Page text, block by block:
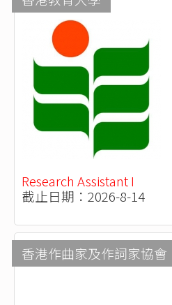
Research Assistant I
截止日期：2026-8-14
香港作曲家及作詞家協會